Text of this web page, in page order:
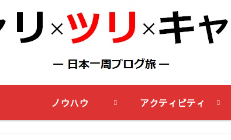
ノウハウ アクティビティ